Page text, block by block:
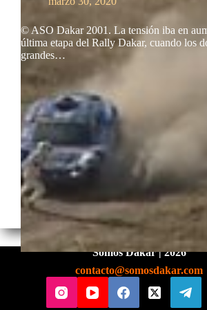
© ASO Dakar 2001. La tensión iba en
última etapa del Rally Dakar, cuando los
grandes…
Somos Dakar | 2026
contacto@somosdakar.com